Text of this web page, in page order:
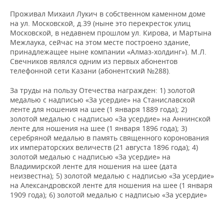
Проживал Михаил Лукич в собственном каменном доме
на ул. Московской, д.39 (ныне это перекресток улиц
Московской, в недавнем прошлом ул. Кирова, и Мартына
Межлаука, сейчас на этом месте построено здание,
принадлежащее ныне компании «Алмаз-холдинг»). М.Л.
Свечников являлся одним из первых абонентов
телефонной сети Казани (абонентский №288).
За труды на пользу Отечества награжден: 1) золотой
медалью с надписью «За усердие» на Станиславской
ленте для ношения на шее (1 января 1889 года); 2)
золотой медалью с надписью «За усердие» на Аннинской
ленте для ношения на шее (1 января 1896 года); 3)
серебряной медалью в память священного коронования
их императорских величеств (21 августа 1896 года); 4)
золотой медалью с надписью «За усердие» на
Владимирской ленте для ношения на шее (дата
неизвестна); 5) золотой медалью с надписью «За усердие»
на Александровской ленте для ношения на шее (1 января
1909 года); 6) золотой медалью с надписью «За усердие»